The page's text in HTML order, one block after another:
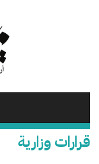
قرارات وزارية